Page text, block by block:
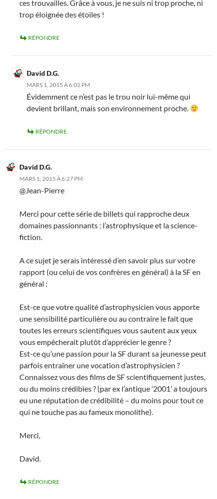
ces trouvailles. Grâce à vous, je ne suis ni trop proche, ni
trop éloignée des étoiles !
RÉPONDRE
David D.G.
MARS 1, 2015 À 6:02 PM
Évidemment ce n’est pas le trou noir lui-même qui
devient brillant, mais son environnement proche.
RÉPONDRE
David D.G.
MARS 1, 2015 À 6:27 PM
@Jean-Pierre
Merci pour cette série de billets qui rapproche deux
domaines passionnants : l’astrophysique et la science-
fiction.
A ce sujet je serais intéressé d’en savoir plus sur votre
rapport (ou celui de vos confrères en général) à la SF en
général :
Est-ce que votre qualité d’astrophysicien vous apporte
une sensibilité particulière ou au contraire le fait que
toutes les erreurs scientifiques vous sautent aux yeux
vous empêcherait plutôt d’apprécier le genre ?
Est-ce qu’une passion pour la SF durant sa jeunesse peut
parfois entraîner une vocation d’astrophysicien ?
Connaissez vous des films de SF scientifiquement justes,
ou du moins crédibles ? (par ex l’antique ‘2001’ a toujours
eu une réputation de crédibilité – du moins pour tout ce
qui ne touche pas au fameux monolithe).
Merci,
David.
RÉPONDRE